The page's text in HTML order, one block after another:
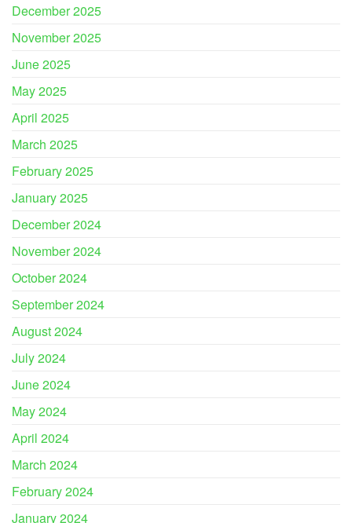
December 2025
November 2025
June 2025
May 2025
April 2025
March 2025
February 2025
January 2025
December 2024
November 2024
October 2024
September 2024
August 2024
July 2024
June 2024
May 2024
April 2024
March 2024
February 2024
January 2024